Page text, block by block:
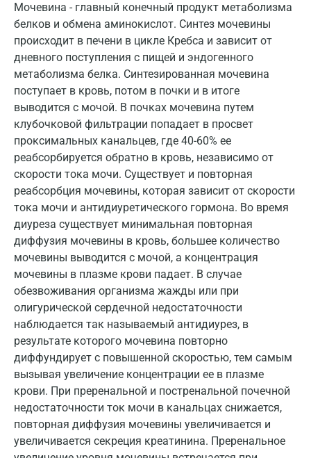
Мочевина - главный конечный продукт метаболизма
белков и обмена аминокислот. Синтез мочевины
происходит в печени в цикле Кребса и зависит от
дневного поступления с пищей и эндогенного
метаболизма белка. Синтезированная мочевина
поступает в кровь, потом в почки и в итоге
выводится с мочой. В почках мочевина путем
клубочковой фильтрации попадает в просвет
проксимальных канальцев, где 40-60% ее
реабсорбируется обратно в кровь, независимо от
скорости тока мочи. Существует и повторная
реабсорбция мочевины, которая зависит от скорости
тока мочи и антидиуретического гормона. Во время
диуреза существует минимальная повторная
диффузия мочевины в кровь, большее количество
мочевины выводится с мочой, а концентрация
мочевины в плазме крови падает. В случае
обезвоживания организма жажды или при
олигурической сердечной недостаточности
наблюдается так называемый антидиурез, в
результате которого мочевина повторно
диффундирует с повышенной скоростью, тем самым
вызывая увеличение концентрации ее в плазме
крови. При преренальной и постренальной почечной
недостаточности ток мочи в канальцах снижается,
повторная диффузия мочевины увеличивается и
увеличивается секреция креатинина. Преренальное
Голубое
Дзержинск
Дмитров
Долгопрудный
Домодедово
Екатеринбург
Жуковский
Звенигород
Зеленоград
Иваново
Ивантеевка
Ижевск
Истра
Йошкар-Ола
Калининград